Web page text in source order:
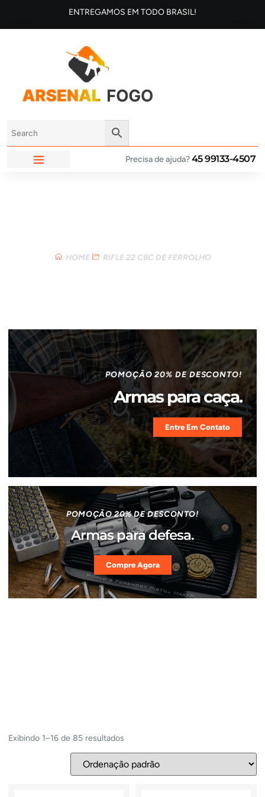
ENTREGAMOS EM TODO BRASIL!
Precisa de ajuda?45 99133-4507
HOME RIFLE 22 CBC DE FERROLHO
POMOÇÃO 20% DE DESCONTO!
Armas para caça.
Entre Em Contato
POMOÇÃO 20% DE DESCONTO!
Armas para defesa.
Compre Agora
Exibindo 1–16 de 85 resultados